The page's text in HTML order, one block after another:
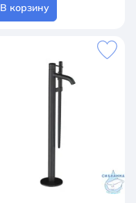
В корзину